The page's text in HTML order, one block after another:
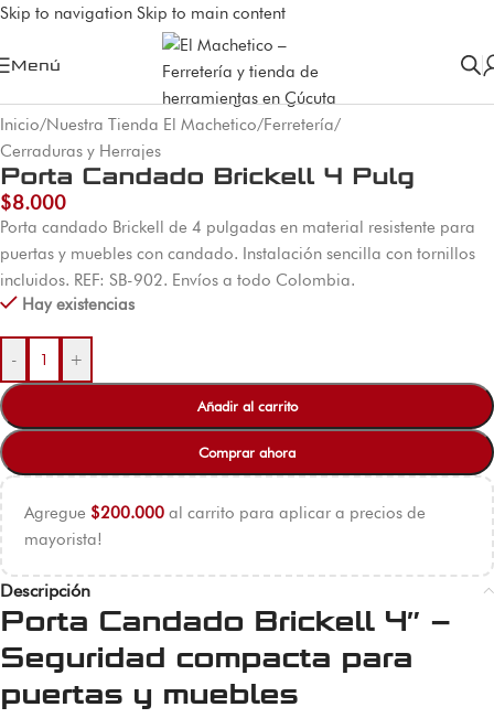
Skip to navigation Skip to main content
Menú
Inicio/Nuestra Tienda El Machetico/Ferretería/
Cerraduras y Herrajes
Porta Candado Brickell 4 Pulg
$8.000
Porta candado Brickell de 4 pulgadas en material resistente para
puertas y muebles con candado. Instalación sencilla con tornillos
incluidos. REF: SB-902. Envíos a todo Colombia.
Hay existencias
- +
Añadir al carrito
Comprar ahora
Agregue $200.000 al carrito para aplicar a precios de
mayorista!
Descripción
Porta Candado Brickell 4″ –
Seguridad compacta para
puertas y muebles